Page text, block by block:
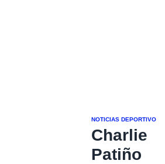
NOTICIAS DEPORTIVO
Charlie
Patiño